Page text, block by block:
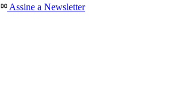
Assine a Newsletter